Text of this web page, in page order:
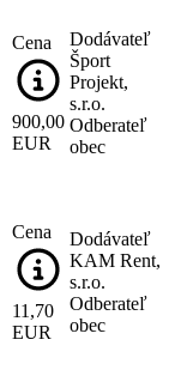
Cena
900,00
EUR
Dodávateľ
Šport
Projekt,
s.r.o.
Odberateľ
obec
Cena
11,70
EUR
Dodávateľ
KAM Rent,
s.r.o.
Odberateľ
obec